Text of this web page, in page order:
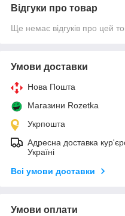
Відгуки про товар
Ще немає відгуків про цей
Умови доставки
Нова Пошта
Магазини Rozetka
Укрпошта
Адресна доставка
Україні
Всі умови доставки
Умови оплати